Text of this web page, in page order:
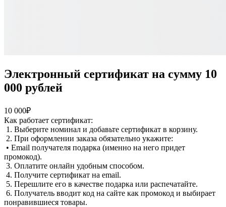
Электронный сертификат на сумму 10
000 рублей
10 000₽
Как работает сертификат:
1. Выберите номинал и добавьте сертификат в корзину.
2. При оформлении заказа обязательно укажите:
• Email получателя подарка (именно на него придет
промокод).
3. Оплатите онлайн удобным способом.
4. Получите сертификат на email.
5. Перешлите его в качестве подарка или распечатайте.
6. Получатель вводит код на сайте как промокод и выбирает
понравившиеся товары.